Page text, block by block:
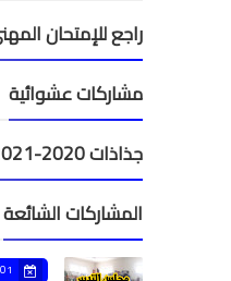
راجع للإمتحان
مشاركات عشوائية
جذاذات 2020-2021
المشاركات الشائعة
01 يوليو 2020